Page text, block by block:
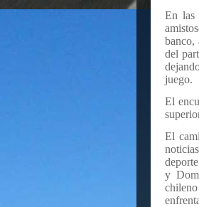
En las
banco,
del
juego.
El
El
y